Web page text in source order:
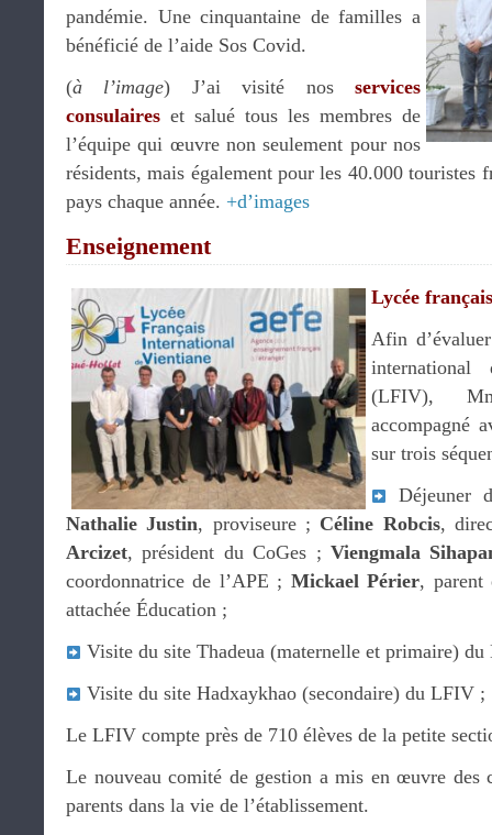
pandémie. Une cinquantaine de familles a
bénéficié de l’aide Sos Covid.
(à l’image) J’ai visité nosservices
consulaires et salué tous les membres de
l’équipe qui œuvre non seulement pour nos
résidents, mais également pour les 40.000 touristes
pays chaque année. +d’images
Enseignement
Lycée
Afin
international
(LFIV),
accompagné
sur trois
Déjeuner
Nathalie Justin, proviseure ; Céline Robcis,
Arcizet, président du CoGes ; Viengmala
coordonnatrice de l’APE ; Mickael Périer,
attachée Éducation ;
Visite du site Thadeua (maternelle et primaire)
Visite du site Hadxaykhao (secondaire) du LFIV ;
Le LFIV compte près de 710 élèves de la petite
Le nouveau comité de gestion a mis en œuvre des
parents dans la vie de l’établissement.